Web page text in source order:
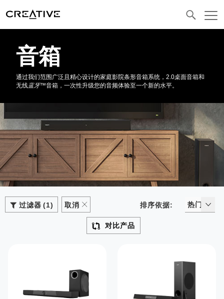
音箱
通过我们范围广泛且精心设计的家庭影院条形音箱系统，2.0桌面音箱和
无线蓝牙™音箱，一次性升级您的音频体验至一个新的水平。
过滤器 1 取消 排序依据:
热门
对比产品
发送电子邮件